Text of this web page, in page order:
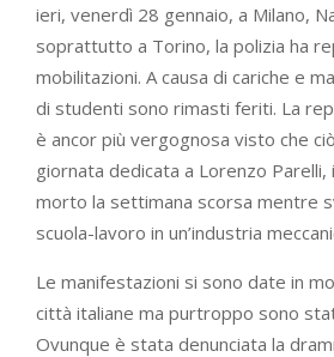
ieri, venerdì 28 gennaio, a Milano,
soprattutto a Torino, la polizia ha
mobilitazioni. A causa di cariche e
di studenti sono rimasti feriti. La
è ancor più vergognosa visto che
giornata dedicata a Lorenzo Parelli,
morto la settimana scorsa mentre
scuola-lavoro in un’industria
Le manifestazioni si sono date in
città italiane ma purtroppo sono
Ovunque è stata denunciata la